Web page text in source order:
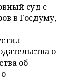
суд с
в Госдуму,
о
об